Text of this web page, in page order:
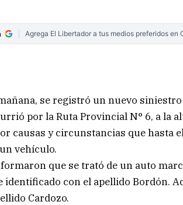
Agrega El Libertador a tus medios preferidos en
se registró un nuevo
por la Ruta Provincial N° 6, a la
causas y circunstancias que hasta
vehículo.
que se trató de un auto
identificado con el apellido Bordón.
Cardozo.